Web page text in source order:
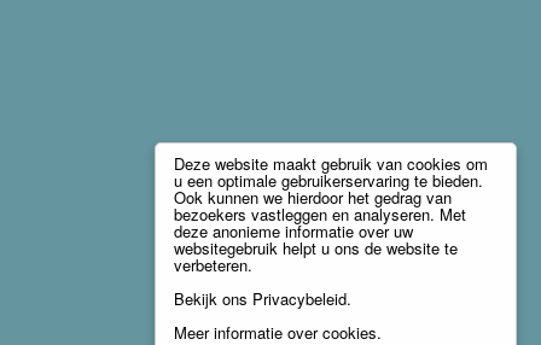
Deze website maakt gebruik van cookies om
u een optimale gebruikerservaring te bieden.
Ook kunnen we hierdoor het gedrag van
bezoekers vastleggen en analyseren. Met
deze anonieme informatie over uw
websitegebruik helpt u ons de website te
verbeteren.
Bekijk ons Privacybeleid.
Meer informatie over cookies.